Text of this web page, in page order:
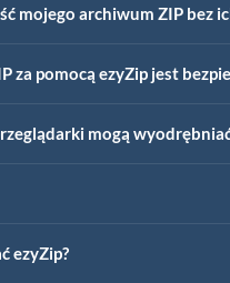
mojego archiwum ZIP bez
za pomocą ezyZip jest
mogą
ezyZip?